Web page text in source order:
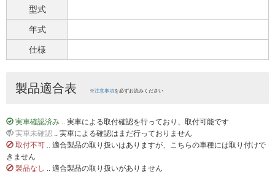
型式
年式
仕様
製品適合表 ※注意事項を必ずお読みください
実車確認済み .. 実車による取付確認を行っており、取付可能です
実車未確認 .. 実車による確認はまだ行っておりません
取付不可 .. 適合製品の取り扱いはありますが、こちらの車種には取り付けで
きません
製品なし .. 適合製品の取り扱いがありません